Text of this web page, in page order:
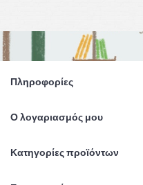
Πληροφορίες
Ο λογαριασμός μου
Κατηγορίες προϊόντων